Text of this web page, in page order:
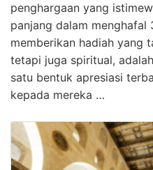
penghargaan yang
panjang dalam menghafal
memberikan hadiah yang
tetapi juga spiritual,
satu bentuk apresiasi
kepada mereka …